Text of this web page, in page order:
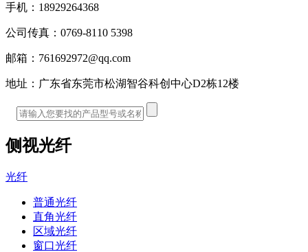
手机： 18929264368
公司传真： 0769-8110 5398
邮箱： 761692972@qq.com
地址： 广东省东莞市松湖智谷科创中心D2栋12楼
侧视光纤
光纤
普通光纤
直角光纤
区域光纤
窗口光纤